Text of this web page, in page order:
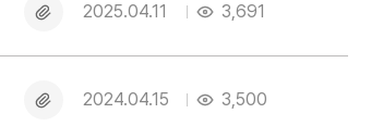
부
파
2025.04.11 3,691
부
2024.04.15 3,500